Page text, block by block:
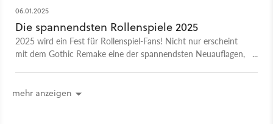
06.01.2025
Die spannendsten Rollenspiele 2025
2025 wird ein Fest für Rollenspiel-Fans! Nicht nur erscheint
mit dem Gothic Remake eine der spannendsten Neuauflagen,
Produktionen ist alles mit dabei. Welche Rollenspiele euch in
mehr anzeigen